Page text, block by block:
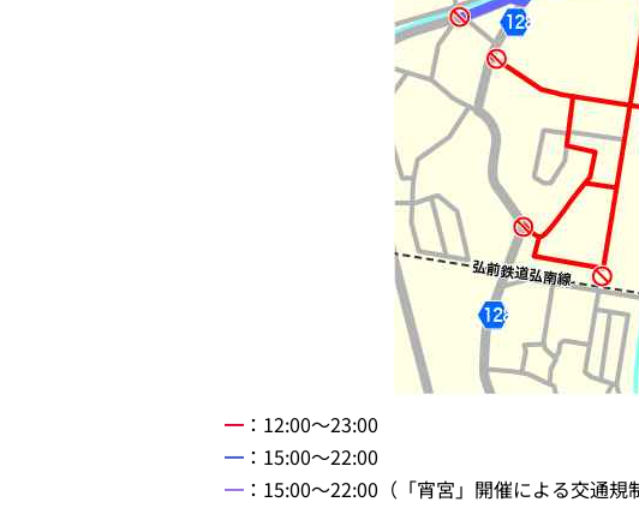
━ ：12:00～23:00
━ ：15:00～22:00
━ ：15:00～22:00（「宵宮」開催による交通規